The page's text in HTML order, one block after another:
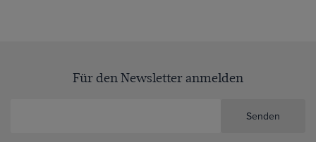
Für den Newsletter anmelden
Senden